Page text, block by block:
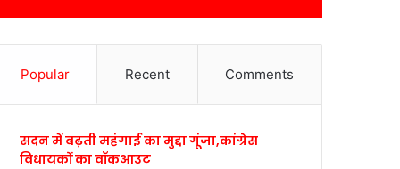
Popular Recent Comments
सदन में बढ़ती महंगाई का मुद्दा गूंजा,कांग्रेस
विधायकों का वॉकआउट